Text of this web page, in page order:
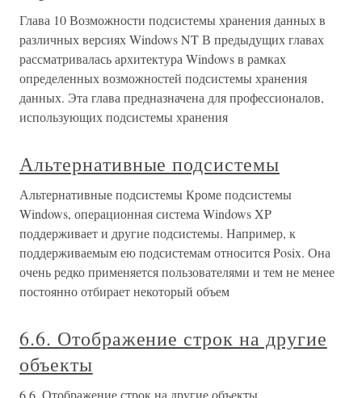
Глава 10 Возможности подсистемы хранения данных в
различных версиях Windows NT В предыдущих главах
рассматривалась архитектура Windows в рамках
определенных возможностей подсистемы хранения
данных. Эта глава предназначена для профессионалов,
использующих подсистемы хранения
Альтернативные подсистемы
Альтернативные подсистемы Кроме подсистемы
Windows, операционная система Windows XP
поддерживает и другие подсистемы. Например, к
поддерживаемым ею подсистемам относится Posix. Она
очень редко применяется пользователями и тем не менее
постоянно отбирает некоторый объем
6.6. Отображение строк на другие
объекты
6.6. Отображение строк на другие объекты